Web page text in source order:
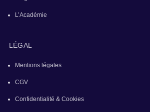
L’Académie
LÉGAL
Mentions légales
CGV
Confidentialité & Cookies